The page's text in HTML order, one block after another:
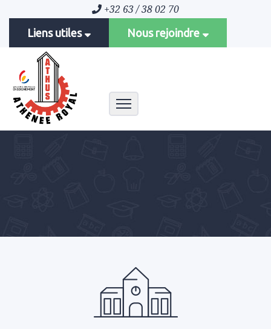
+32 63 / 38 02 70
Liens utiles Nous rejoindre
Toggle navigation